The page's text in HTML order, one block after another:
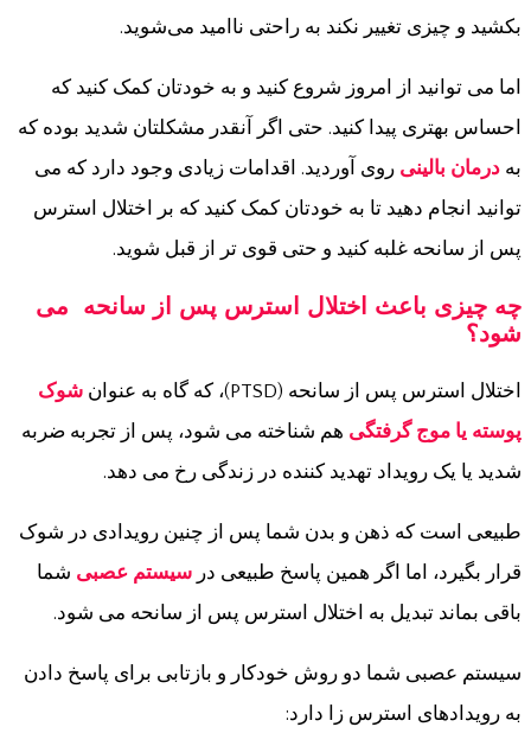
بکشید و چیزی تغییر نکند به راحتی ناامید می‌شوید.
اما می توانید از امروز شروع کنید و به خودتان کمک کنید که
احساس بهتری پیدا کنید. حتی اگر آنقدر مشکلتان شدید بوده که
به درمان بالینی روی آوردید. اقدامات زیادی وجود دارد که می
توانید انجام دهید تا به خودتان کمک کنید که بر اختلال استرس
پس از سانحه غلبه کنید و حتی قوی تر از قبل شوید.
چه چیزی باعث اختلال استرس پس از سانحه می
شود؟
اختلال استرس پس از سانحه (PTSD)، که گاه به عنوان
شوک
پوسته یا موج گرفتگی هم شناخته می شود، پس از تجربه ضربه
شدید یا یک رویداد تهدید کننده در زندگی رخ می دهد.
طبیعی است که ذهن و بدن شما پس از چنین رویدادی در شوک
قرار بگیرد، اما اگر همین پاسخ طبیعی در سیستم عصبی شما
باقی بماند تبدیل به اختلال استرس پس از سانحه می شود.
سیستم عصبی شما دو روش خودکار و بازتابی برای پاسخ دادن
به رویدادهای استرس زا دارد: